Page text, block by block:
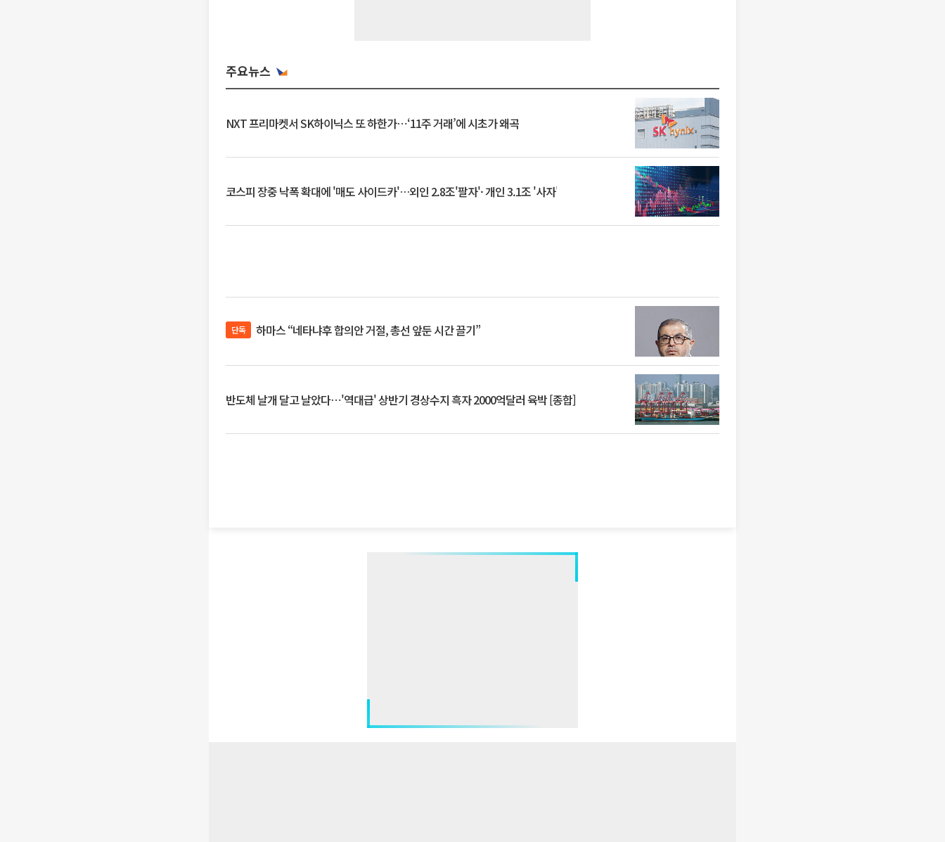
주요뉴스
NXT 프리마켓서 SK하이닉스 또 하한가⋯‘11주 거래’에 시초가 왜곡
코스피 장중 낙폭 확대에 '매도 사이드카'…외인 2.8조'팔자'· 개인 3.1조 '사자'
단독 하마스 “네타냐후 합의안 거절, 총선 앞둔 시간 끌기”
반도체 날개 달고 날았다⋯'역대급' 상반기 경상수지 흑자 2000억달러 육박 [종합]